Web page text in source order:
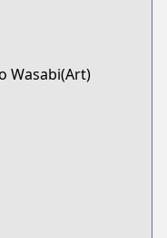
Wasabi(Art)